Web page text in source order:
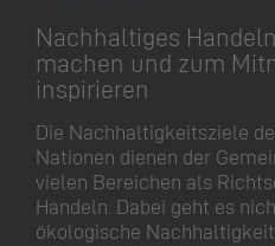
Nachhaltiges
machen und zum
inspirieren
Die Nachhaltig­keitsziele
Nationen dienen der
vielen Bereichen als
Handeln. Dabei geht es
ökologische Nachhaltigkeit,